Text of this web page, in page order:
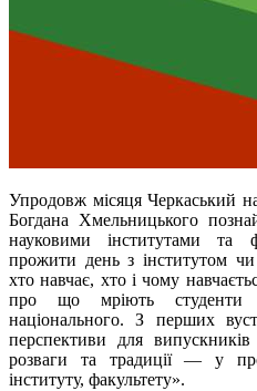
Упродовж місяця Черкаський
Богдана Хмельницького
науковими інститутами та
прожити день з інститутом
хто навчає, хто і чому
про що мріють студенти
національного. З перших
перспективи для випускників
розваги та традиції — у
інституту, факультету».